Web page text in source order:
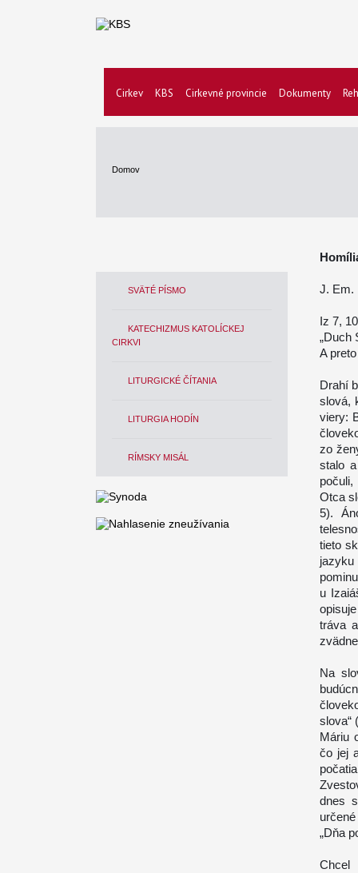
Cirkev KBS Cirkevné provincie Dokumenty
Domov
SVÄTÉ PÍSMO
KATECHIZMUS KATOLÍCKEJ
CIRKVI
LITURGICKÉ ČÍTANIA
LITURGIA HODÍN
RÍMSKY MISÁL
J. Em.
Iz 7,
„Duch
A
Drahí
slová,
viery:
zo
stalo
Otca
5).
tieto
u
tráva
Na
slova“
Máriu
čo jej
dnes
„Dňa